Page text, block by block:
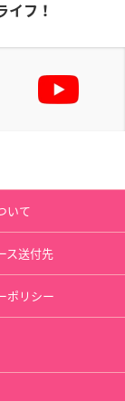
イフ！
いて
ス送付先
ポリシー